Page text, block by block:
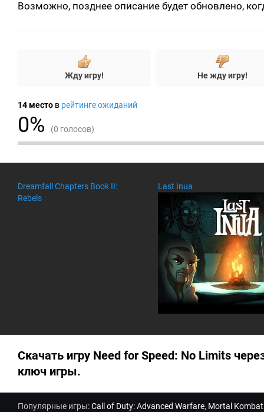
Возможно, позднее описание будет обновлено,
+
Жду игру! -
Не жду игру!
14место в рейтинге ожиданий
0% (0 голосов)
|
|
Dreamfall Chapters Book II:
Rebels
Last Inua
Скачать игру Need for Speed: No Limits
ключ игры.
Популярные игры:Call of Duty: Advanced Warfare, Mortal